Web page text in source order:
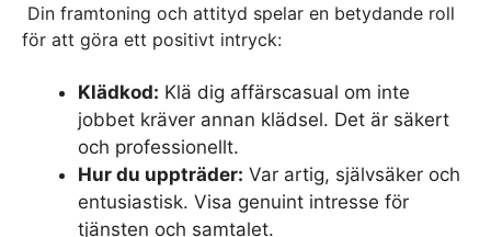
Din framtoning och attityd spelar en betydande roll
för att göra ett positivt intryck:
Klädkod: Klä dig affärscasual om inte
jobbet kräver annan klädsel. Det är säkert
och professionellt.
Hur du uppträder: Var artig, självsäker och
entusiastisk. Visa genuint intresse för
tjänsten och samtalet.